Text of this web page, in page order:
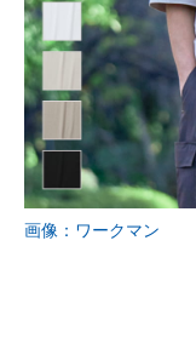
経営リーダーのコミ
マーケ×ITの今がよ
ITエンジニア向け専
企業向けIT製品の総
画像：ワークマン